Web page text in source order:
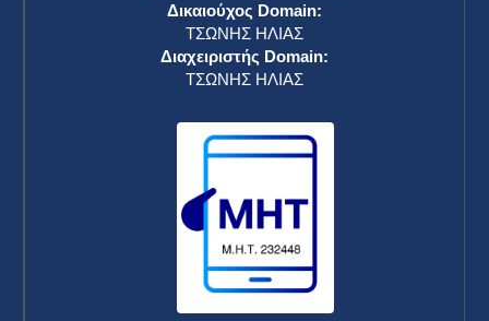
Δικαιούχος Domain:
ΤΣΩΝΗΣ ΗΛΙΑΣ
Διαχειριστής Domain:
ΤΣΩΝΗΣ ΗΛΙΑΣ